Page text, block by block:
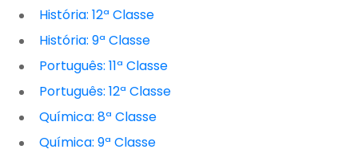
História: 12ª Classe
História: 9ª Classe
Português: 11ª Classe
Português: 12ª Classe
Química: 8ª Classe
Química: 9ª Classe